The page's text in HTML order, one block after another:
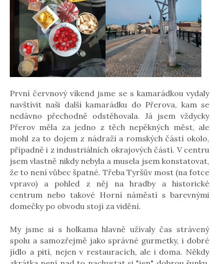
První červnový víkend jsme se s kamarádkou vydaly
navštívit naši další kamarádku do Přerova, kam se
nedávno přechodně odstěhovala. Já jsem vždycky
Přerov měla za jedno z těch nepěkných měst, ale
mohl za to dojem z nádraží a romských částí okolo,
případně i z industriálních okrajových částí. V centru
jsem vlastně nikdy nebyla a musela jsem konstatovat,
že to není vůbec špatné. Třeba Tyršův most (na fotce
vpravo) a pohled z něj na hradby a historické
centrum nebo takové Horní náměstí s barevnými
domečky po obvodu stojí za vidění.
My jsme si s holkama hlavně užívaly čas strávený
spolu a samozřejmě jako správné gurmetky, i dobré
jídlo a pití, nejen v restauracích, ale i doma. Někdy